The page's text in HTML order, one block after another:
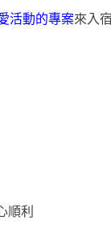
活動的專案來入
順利